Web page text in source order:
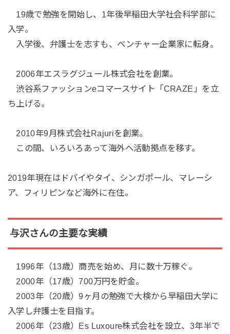
19歳で勉強を開始し、1年後早稲田大学社会科学部に
入学。
入学後、弁護士を志すも、ベンチャー企業家に転身。
2006年エスラグジュール株式会社を創業。
渋谷系ファッションeコマースサイト「CRAZE」を立
ち上げる。
2010年9月株式会社Rajuriを創業。
この間、いろいろあって海外へ活動拠点を移す。
2019年現在はドバイやタイ、シンガポール、マレーシ
ア、フィリピンなど海外に在住。
与沢さんの主要な実績
1996年（13歳）商売を始め、月に数十万稼ぐ。
2000年（17歳）700万円を貯金。
2003年（20歳）9ヶ月の勉強で大検から早稲田大学に
入学し弁護士を目指す。
2006年（23歳）Es Luxoure株式会社を設立、3年半で